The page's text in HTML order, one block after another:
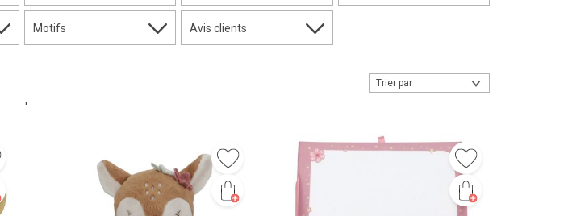
Motifs Avis clients
Trier par
'